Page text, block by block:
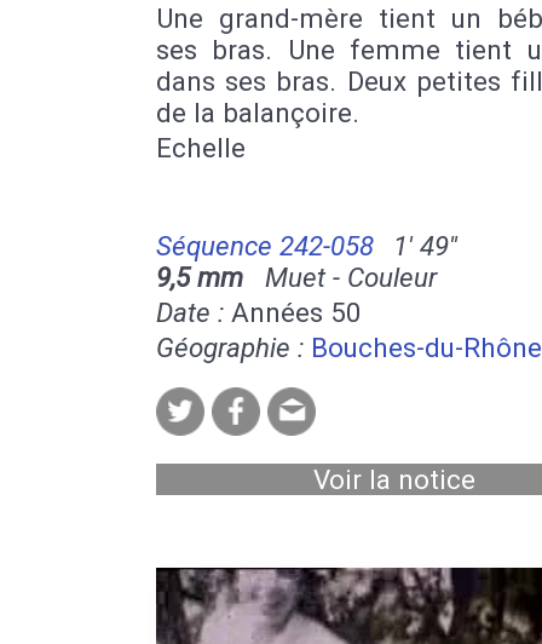
Une grand-mère tient un
ses bras. Une femme tient
dans ses bras. Deux petites
de la balançoire.
Echelle
Séquence 242-058
1' 49''
9,5 mm Muet - Couleur
Date : Années 50
Géographie : Bouches-du-
Voir la notice